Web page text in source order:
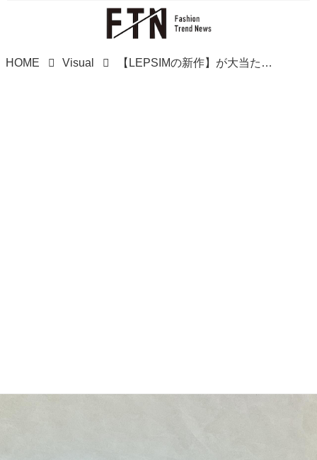
HOME Visual 【LEPSIMの新作】が大当たりかも、、！ 大人こそ試したい「レースアイテム」